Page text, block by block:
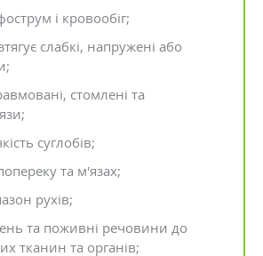
і кровообіг;
слабкі, напружені або
стомлені та
суглобів;
та м'язах;
рухів;
та поживні речовини до
тканин та органів;